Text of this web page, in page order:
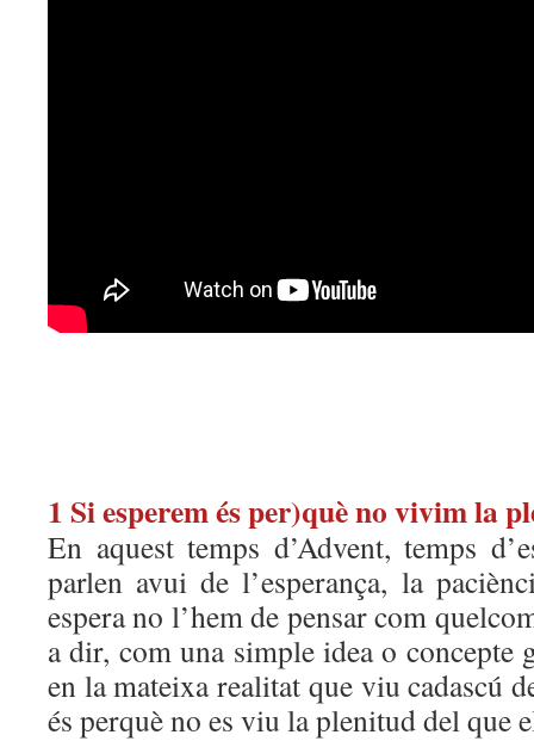
1 Si esperem és per)què no vivim la
En aquest temps d’Advent, temps
parlen avui de l’esperança, la
espera no l’hem de pensar com
a dir, com una simple idea o concepte
en la mateixa realitat que viu cadascú
és perquè no es viu la plenitud del que